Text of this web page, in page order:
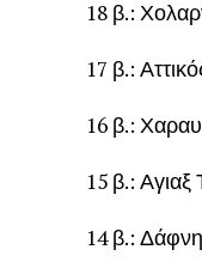
18 β.:
17 β.:
16 β.:
15 β.:
14 β.: